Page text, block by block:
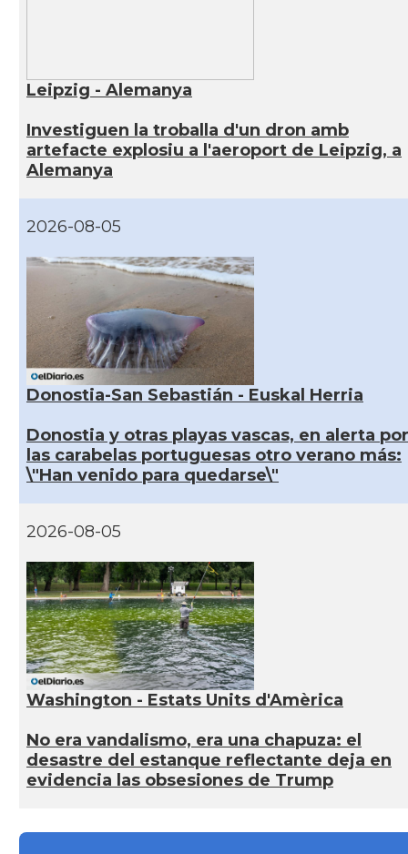
Leipzig - Alemanya
Investiguen la troballa d'un dron amb
artefacte explosiu a l'aeroport de Leipzig, a
Alemanya
2026-08-05
Donostia-San Sebastián - Euskal Herria
Donostia y otras playas vascas, en alerta por
las carabelas portuguesas otro verano más:
\"Han venido para quedarse\"
2026-08-05
Washington - Estats Units d'Amèrica
No era vandalismo, era una chapuza: el
desastre del estanque reflectante deja en
evidencia las obsesiones de Trump